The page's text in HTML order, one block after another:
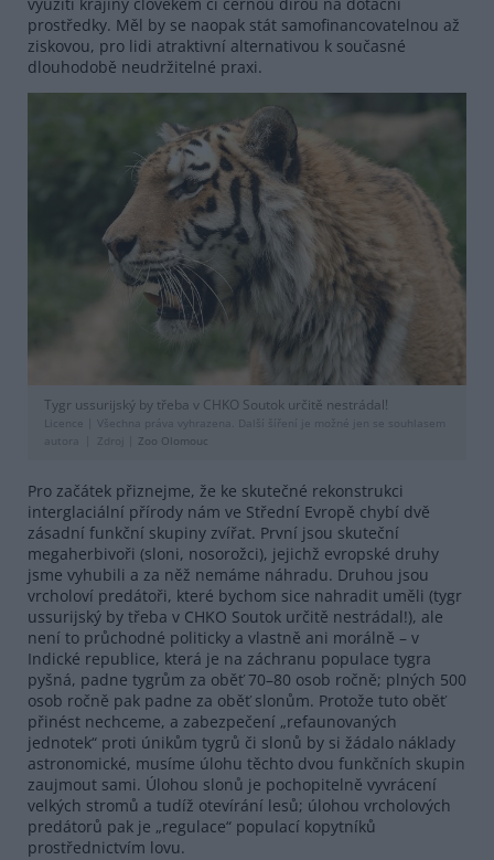
prostředky. Měl by se naopak stát samofinancovatelnou až
ziskovou, pro lidi atraktivní alternativou k současné
dlouhodobě neudržitelné praxi.
Tygr ussurijský by třeba v CHKO Soutok určitě nestrádal!
Licence |
Všechna práva vyhrazena. Další šíření je možné jen se souhlasem
autora
Zdroj | Zoo Olomouc
Pro začátek přiznejme, že ke skutečné rekonstrukci
interglaciální přírody nám ve Střední Evropě chybí dvě
zásadní funkční skupiny zvířat. První jsou skuteční
megaherbivoři (sloni, nosorožci), jejichž evropské druhy
jsme vyhubili a za něž nemáme náhradu. Druhou jsou
vrcholoví predátoři, které bychom sice nahradit uměli (tygr
ussurijský by třeba v CHKO Soutok určitě nestrádal!), ale
není to průchodné politicky a vlastně ani morálně – v
Indické republice, která je na záchranu populace tygra
pyšná, padne tygrům za oběť 70–80 osob ročně; plných 500
osob ročně pak padne za oběť slonům. Protože tuto oběť
přinést nechceme, a zabezpečení „refaunovaných
jednotek“ proti únikům tygrů či slonů by si žádalo náklady
astronomické, musíme úlohu těchto dvou funkčních skupin
zaujmout sami. Úlohou slonů je pochopitelně vyvrácení
velkých stromů a tudíž otevírání lesů; úlohou vrcholových
predátorů pak je „regulace“ populací kopytníků
prostřednictvím lovu.